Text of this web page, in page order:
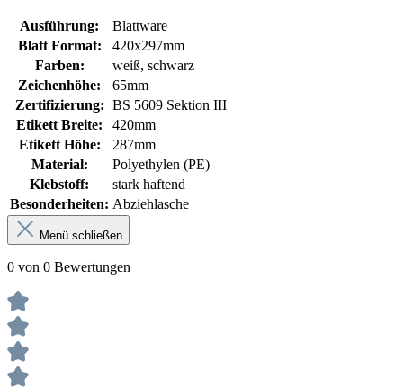
Ausführung:
Blattware
Blatt Format:
420x297mm
Farben:
weiß, schwarz
Zeichenhöhe:
65mm
Zertifizierung: BS 5609 Sektion III
Etikett Breite:
420mm
Etikett Höhe:
287mm
Material:
Polyethylen (PE)
Klebstoff:
stark haftend
Besonderheiten: Abziehlasche
Menü schließen
0 von 0 Bewertungen